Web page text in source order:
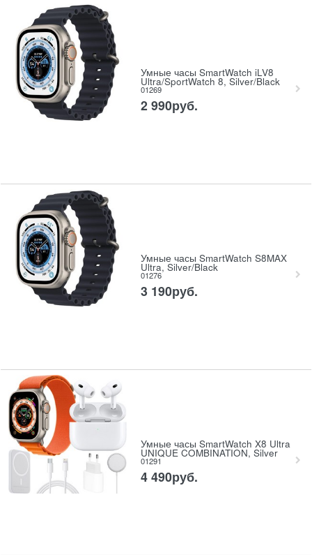
Умные часы SmartWatch iLV8
Ultra/SportWatch 8, Silver/Black
01269
2 990руб.
Умные часы SmartWatch S8MAX
Ultra, Silver/Black
01276
3 190руб.
Умные часы SmartWatch X8 Ultra
UNIQUE COMBINATION, Silver
01291
4 490руб.